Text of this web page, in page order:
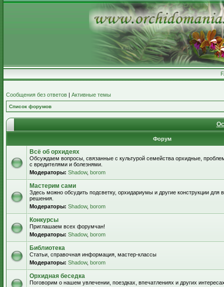
Сообщения без ответов | Активные темы
Список форумов
Форум
Всё об орхидеях
Обсуждаем вопросы, связанные с культурой семейства орхидные,
с вредителями и болезнями.
Модераторы: Shadow, borom
Мастерим сами
Здесь можно обсудить подсветку, орхидариумы и другие конструкции
решения.
Модераторы: Shadow, borom
Конкурсы
Приглашаем всех форумчан!
Модераторы: Shadow, borom
Библиотека
Статьи, справочная информация, мастер-классы
Модераторы: Shadow, borom
Орхидная беседка
Поговорим о нашем увлечении, поездках, впечатлениях и других